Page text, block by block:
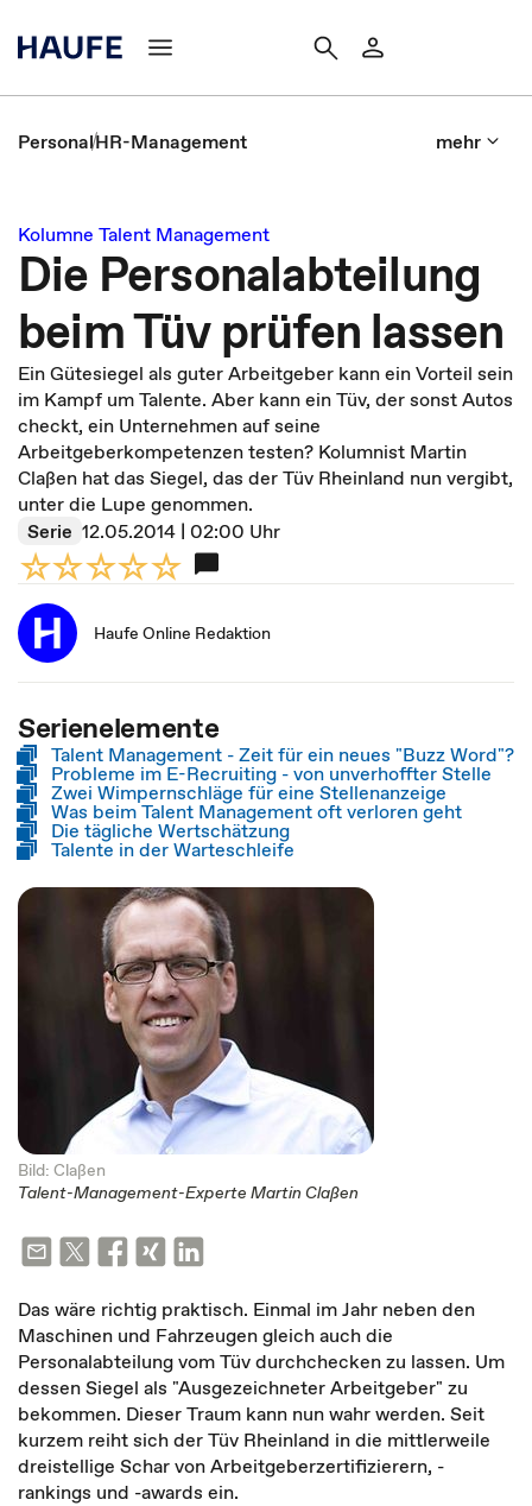
PersonalHR-Management mehr
Kolumne Talent Management
Die Personalabteilung
beim Tüv prüfen lassen
Ein Gütesiegel als guter Arbeitgeber kann ein Vorteil sein
im Kampf um Talente. Aber kann ein Tüv, der sonst Autos
checkt, ein Unternehmen auf seine
Arbeitgeberkompetenzen testen? Kolumnist Martin
Claßen hat das Siegel, das der Tüv Rheinland nun vergibt,
unter die Lupe genommen.
Serie 12.05.2014 | 02:00 Uhr
Haufe Online Redaktion
Serienelemente
Talent Management - Zeit für ein neues "Buzz Word"?
Probleme im E-Recruiting - von unverhoffter Stelle
Zwei Wimpernschläge für eine Stellenanzeige
Was beim Talent Management oft verloren geht
Die tägliche Wertschätzung
Talente in der Warteschleife
Bild: Claßen
Talent-Management-Experte Martin Claßen
Das wäre richtig praktisch. Einmal im Jahr neben den
Maschinen und Fahrzeugen gleich auch die
Personalabteilung vom Tüv durchchecken zu lassen. Um
dessen Siegel als "Ausgezeichneter Arbeitgeber" zu
bekommen. Dieser Traum kann nun wahr werden. Seit
kurzem reiht sich der Tüv Rheinland in die mittlerweile
dreistellige Schar von Arbeitgeberzertifizierern, -
rankings und -awards ein.